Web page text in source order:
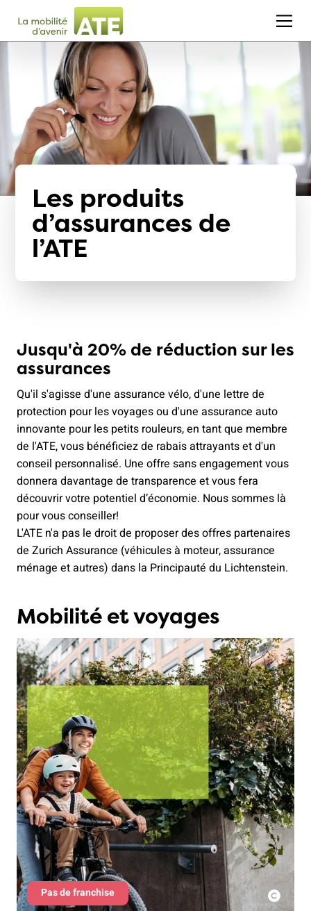
Les produits
d’assurances de
l’ATE
Jusqu'à 20% de réduction sur les
assurances
Qu'il s'agisse d'une assurance vélo, d'une lettre de
protection pour les voyages ou d'une assurance auto
innovante pour les petits rouleurs, en tant que membre
de l'ATE, vous bénéficiez de rabais attrayants et d'un
conseil personnalisé. Une offre sans engagement vous
donnera davantage de transparence et vous fera
découvrir votre potentiel d’économie. Nous sommes là
pour vous conseiller!
L'ATE n'a pas le droit de proposer des offres partenaires
de Zurich Assurance (véhicules à moteur, assurance
ménage et autres) dans la Principauté du Lichtenstein.
Mobilité et voyages
Pas de franchise